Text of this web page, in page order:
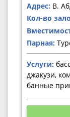
Адрес: В.
Кол-во
Парная:
Услуги:
джакузи,
банные